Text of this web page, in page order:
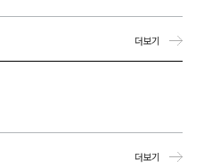
더보기
더보기